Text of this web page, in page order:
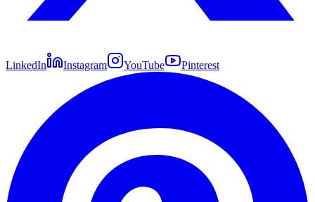
LinkedIn Instagram YouTube Pinterest